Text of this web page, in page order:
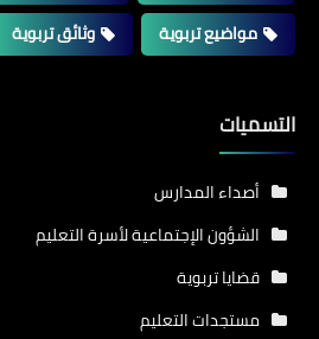
مواضيع تربوية
وثائق تربوية
التسميات
أصداء المدارس
الشؤون الإجتماعية لأسرة التعليم
قضايا تربوية
مستجدات التعليم